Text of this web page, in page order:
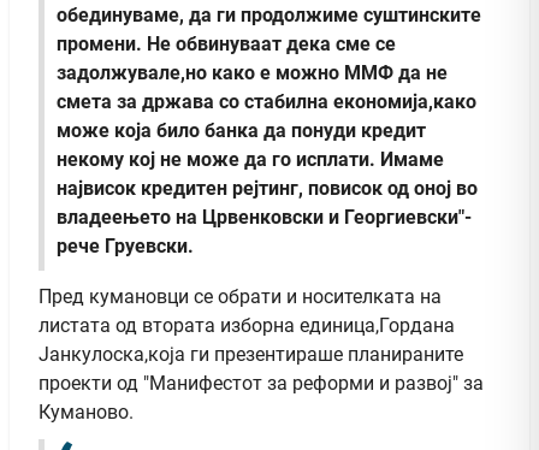
обединуваме, да ги продолжиме суштинските
промени. Не обвинуваат дека сме се
задолжувале,но како е можно ММФ да не
смета за држава со стабилна економија,како
може која било банка да понуди кредит
некому кој не може да го исплати. Имаме
највисок кредитен рејтинг, повисок од оној во
владеењето на Црвенковски и Георгиевски"-
рече Груевски.
Пред кумановци се обрати и носителката на
листата од втората изборна единица,Гордана
Јанкулоска,која ги презентираше планираните
проекти од "Манифестот за реформи и развој" за
Куманово.